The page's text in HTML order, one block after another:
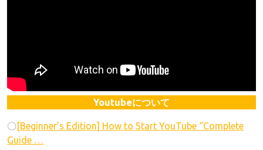
Youtubeについて
〇 [Beginner’s Edition] How to Start YouTube “Complete
Guide …